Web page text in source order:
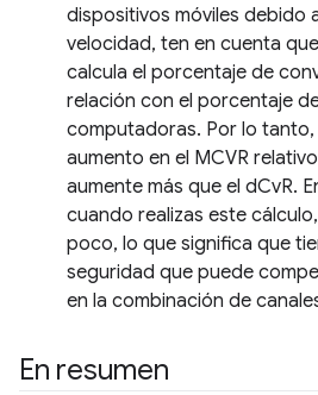
dispositivos móviles debido
velocidad, ten en cuenta
calcula el porcentaje de
relación con el porcentaje
computadoras. Por lo tanto,
aumento en el MCVR
aumente más que el dCvR.
cuando realizas este
poco, lo que significa que
seguridad que puede
en la combinación de
En resumen